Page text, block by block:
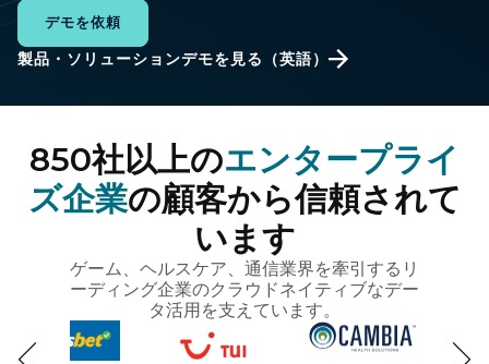
リソース
デモを依頼
製品・ソリューションデモを見る（英語）
850社以上のエンタープライ
ズ企業の顧客から信頼されて
います
ゲーム、ヘルスケア、通信業界を牽引するリ
ーディング企業のクラウドネイティブなデー
タ活用を支えています。